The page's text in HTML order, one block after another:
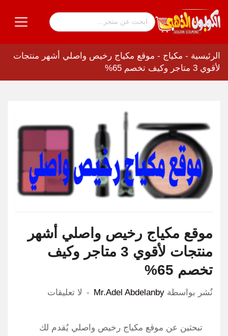
الرئيسية - مكياج - موقع مكياج رخيص واصلي أشهر منتجات
لأقوي 3 متاجر وكيف تخصم 65%
موقع مكياج رخيص واصلي أشهر
منتجات لأقوي 3 متاجر وكيف
تخصم 65%
نٌشر بواسطة Mr.Adel Abdelanby لا تعليقات
تبحثين عن موقع مكياج رخيص واصلي يُقدم لك